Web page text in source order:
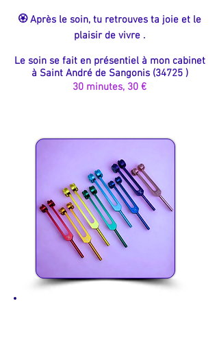
🏵 Après le soin, tu retrouves ta joie et le
plaisir de vivre .
Le soin se fait en présentiel à mon cabinet
à Saint André de Sangonis (34725 )
30 minutes, 30 €